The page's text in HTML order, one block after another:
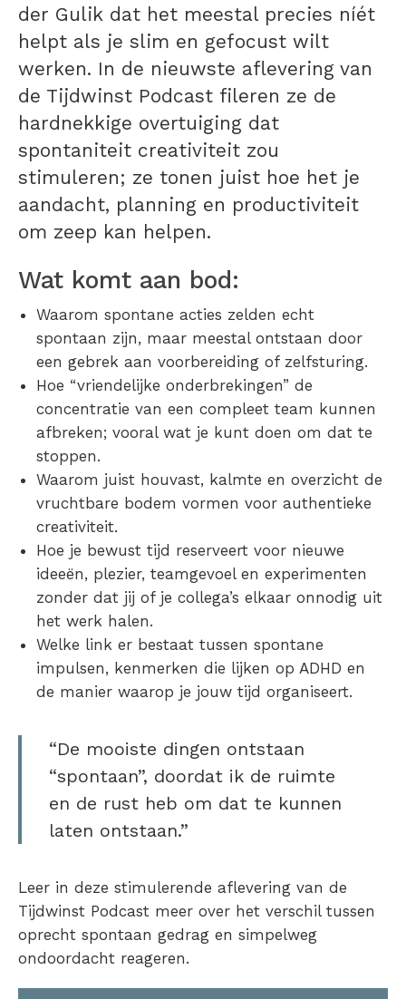
der Gulik dat het meestal precies níét
helpt als je slim en gefocust wilt
werken. In de nieuwste aflevering van
de Tijdwinst Podcast fileren ze de
hardnekkige overtuiging dat
spontaniteit creativiteit zou
stimuleren; ze tonen juist hoe het je
aandacht, planning en productiviteit
om zeep kan helpen.
Wat komt aan bod:
Waarom spontane acties zelden echt
spontaan zijn, maar meestal ontstaan door
een gebrek aan voorbereiding of zelfsturing.
Hoe “vriendelijke onderbrekingen” de
concentratie van een compleet team kunnen
afbreken; vooral wat je kunt doen om dat te
stoppen.
Waarom juist houvast, kalmte en overzicht de
vruchtbare bodem vormen voor authentieke
creativiteit.
Hoe je bewust tijd reserveert voor nieuwe
ideeën, plezier, teamgevoel en experimenten
zonder dat jij of je collega’s elkaar onnodig uit
het werk halen.
Welke link er bestaat tussen spontane
impulsen, kenmerken die lijken op ADHD en
de manier waarop je jouw tijd organiseert.
“De mooiste dingen ontstaan
“spontaan”, doordat ik de ruimte
en de rust heb om dat te kunnen
laten ontstaan.”
Leer in deze stimulerende aflevering van de
Tijdwinst Podcast meer over het verschil tussen
oprecht spontaan gedrag en simpelweg
ondoordacht reageren.